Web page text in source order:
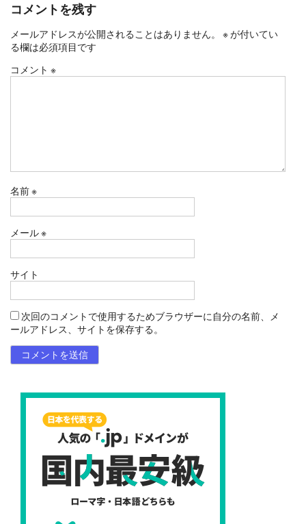
コメントを残す
メールアドレスが公開されることはありません。 ※が付いてい
る欄は必須項目です
コメント ※
名前※
メール※
サイト
次回のコメントで使用するためブラウザーに自分の名前、メ
ールアドレス、サイトを保存する。